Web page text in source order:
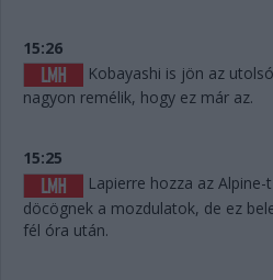
15:26
Kobayashi is jön az
nagyon remélik, hogy ez már az.
15:25
Lapierre hozza az
döcögnek a mozdulatok, de ez
fél óra után.